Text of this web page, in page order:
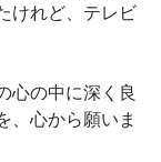
けれど、テレビ
心の中に深く良
、心から願いま